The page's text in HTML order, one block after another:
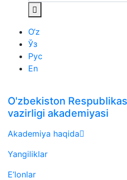
O‘z
Ўз
Рус
En
O'zbekiston
vazirligi akademiyasi
Akademiya haqida
Yangiliklar
E’lonlar